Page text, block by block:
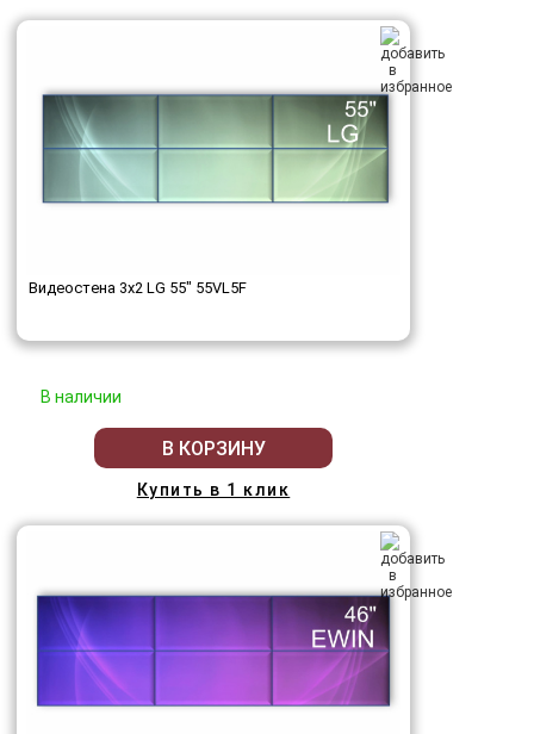
Видеостена 3x2 LG 55" 55VL5F
В наличии
В КОРЗИНУ
Купить в 1 клик